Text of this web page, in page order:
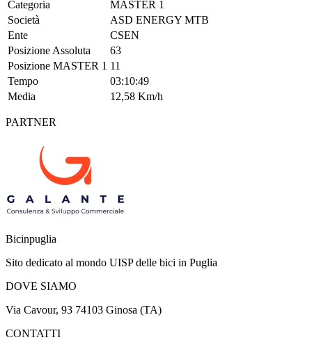
Categoria
MASTER 1
Società
ASD ENERGY MTB
Ente
CSEN
Posizione Assoluta
63
Posizione MASTER 1 11
Tempo
03:10:49
Media
12,58 Km/h
PARTNER
Bicinpuglia
Sito dedicato al mondo UISP delle bici in Puglia
DOVE SIAMO
Via Cavour, 93 74103 Ginosa (TA)
CONTATTI